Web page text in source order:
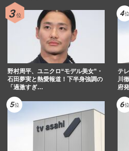
野村周平、ユニクロ“モデル美女”・
石田夢実と熱愛報道！下半身強調の
「過激すぎ…
テ
川
府